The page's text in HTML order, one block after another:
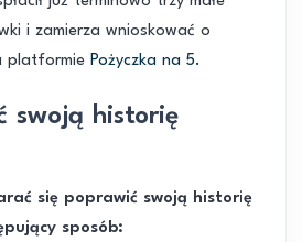
i zamierza wnioskować o
platformie Pożyczka na 5.
swoją historię
się poprawić swoją historię
sposób: